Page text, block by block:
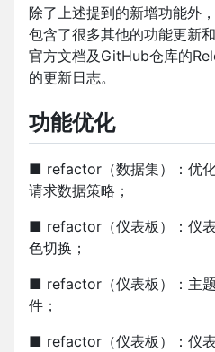
除了上述提到的新增功能外
包含了很多其他的功能更新
官方文档及GitHub仓库的
的更新日志。
功能优化
■ refactor（数据集）：优
请求数据策略；
■ refactor（仪表板）：仪
色切换；
■ refactor（仪表板）：主
件；
■ refactor（仪表板）：仪